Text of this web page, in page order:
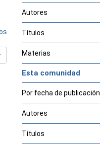
Autores
Títulos
Materias
Esta comunidad
Por fecha de publicación
Autores
Títulos